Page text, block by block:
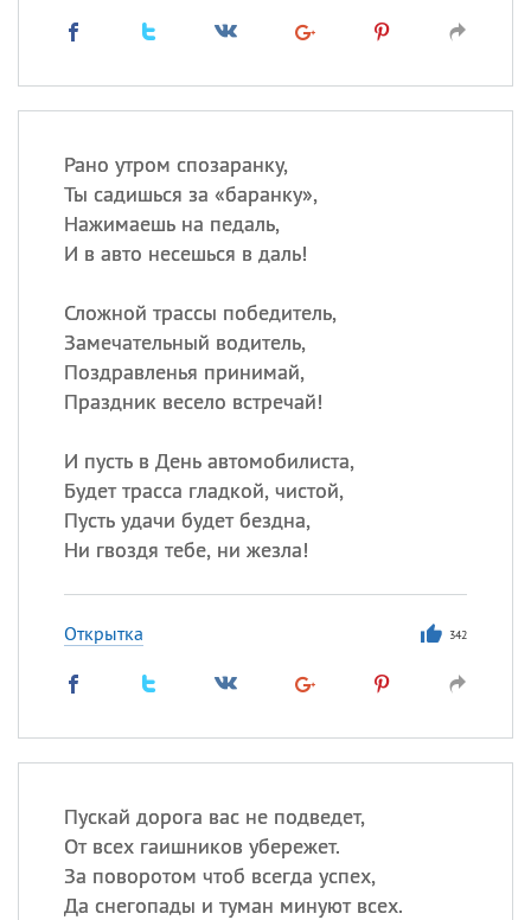
Рано утром спозаранку,
Ты садишься за «баранку»,
Нажимаешь на педаль,
И в авто несешься в даль!
Сложной трассы победитель,
Замечательный водитель,
Поздравленья принимай,
Праздник весело встречай!
И пусть в День автомобилиста,
Будет трасса гладкой, чистой,
Пусть удачи будет бездна,
Ни гвоздя тебе, ни жезла!
Открытка 342
Пускай дорога вас не подведет,
От всех гаишников убережет.
За поворотом чтоб всегда успех,
Да снегопады и туман минуют всех.